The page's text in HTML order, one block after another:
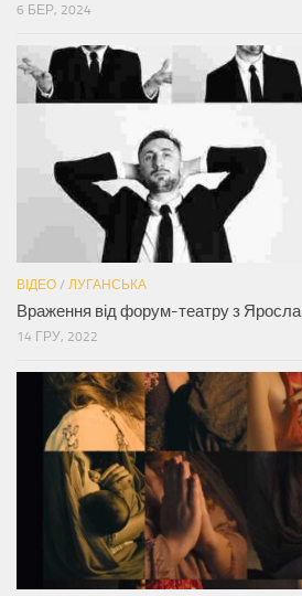
6 БЕР, 2024
ВІДЕО / ЛУГАНСЬКА
Враження від форум-театру з
14 ГРУ, 2022